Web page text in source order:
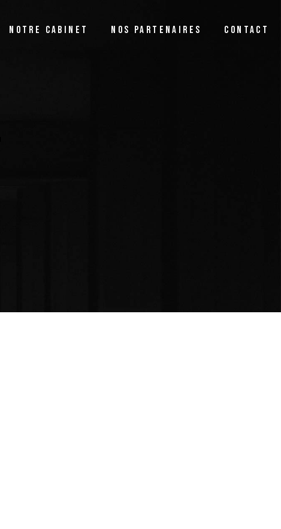
NOTRE CABINET NOS PARTENAIRES CONTACT